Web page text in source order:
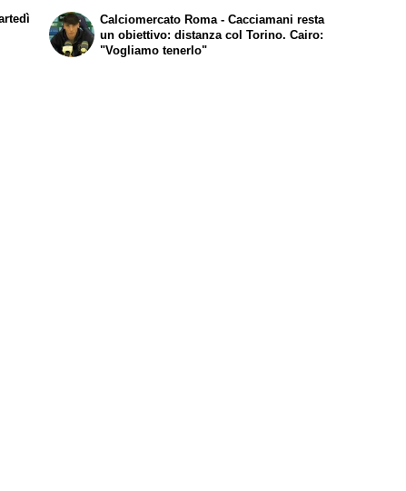
a Firenze
Calciomercato Roma - Cacciamani resta
un obiettivo: distanza col Torino. Cairo:
"Vogliamo tenerlo"